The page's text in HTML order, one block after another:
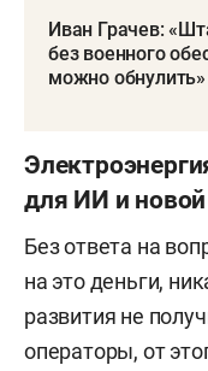
Иван Грачев:
без военного
можно обнулить»
для ИИ и
Без ответа на
на это деньги,
развития не
операторы, от